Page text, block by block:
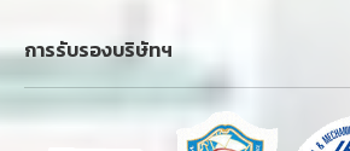
การรับรองบริษัทฯ